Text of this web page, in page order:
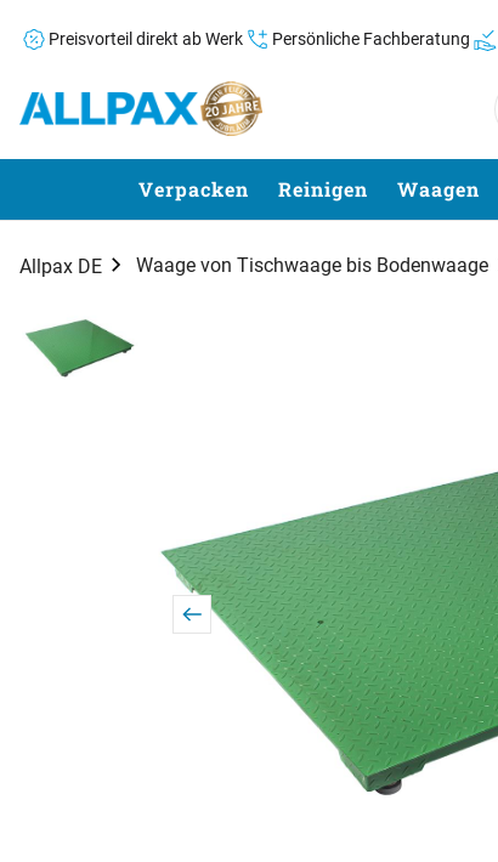
Preisvorteil direkt ab Werk Persönliche Fachberatung
Zum Hauptinhalt springen
Verpacken Reinigen Waagen
Allpax DE Waage von Tischwaage bis Bodenwaage
Zur Kaufbox springen